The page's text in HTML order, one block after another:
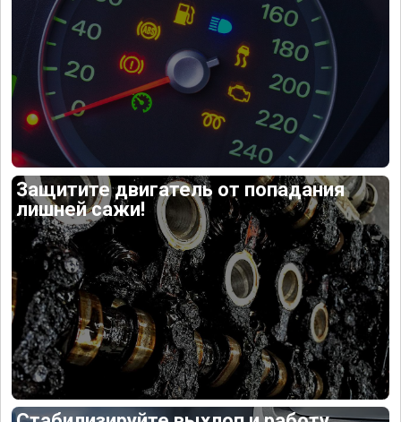
Защитите двигатель от попадания
лишней сажи!